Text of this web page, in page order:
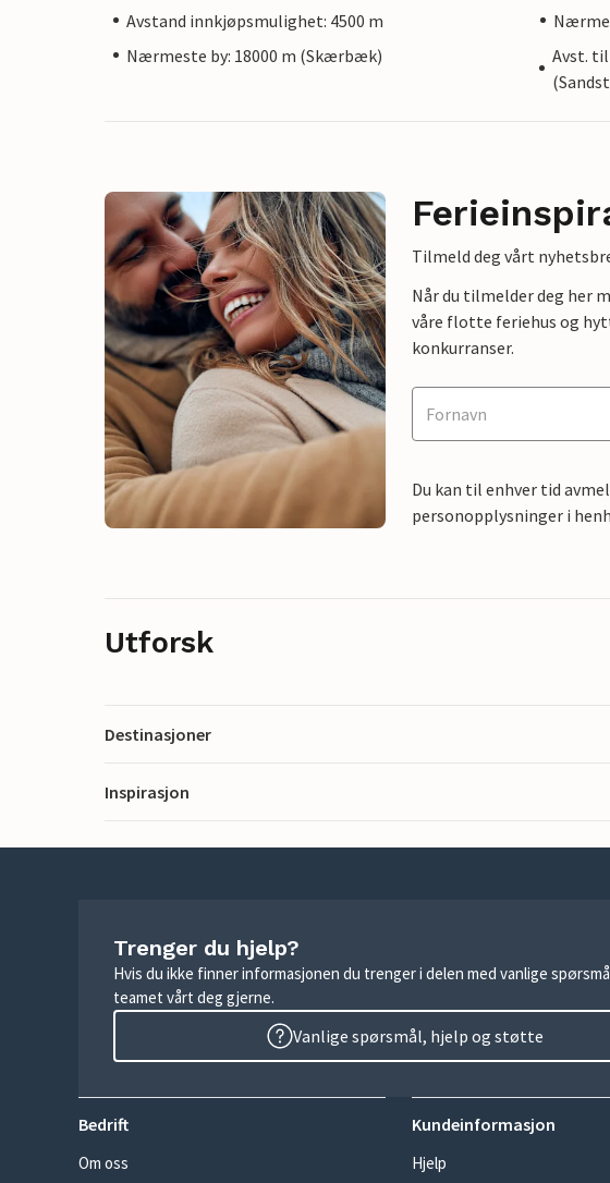
Avstand innkjøpsmulighet: 4500 m
Nærmeste by: 18000 m (Skærbæk)
Avst.
Tilmeld deg vårt
Når du tilmelder deg her
våre flotte feriehus og
konkurranser.
Du kan til enhver tid
personopplysninger i
Utforsk
Destinasjoner
Inspirasjon
Trenger du hjelp?
Hvis du ikke finner informasjonen du trenger i delen med vanlige
teamet vårt deg gjerne.
Vanlige spørsmål, hjelp og støtte
Bedrift
Om oss
Kundeinformasjon
Hjelp